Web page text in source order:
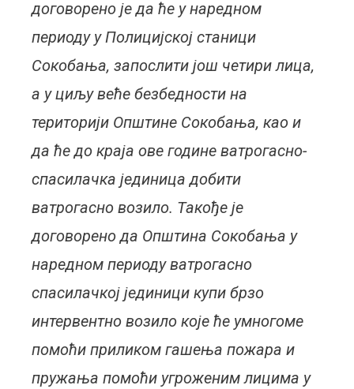
договорено је да ће у наредном
периоду у Полицијској станици
Сокобања, запослити још четири лица,
а у циљу веће безбедности на
територији Општине Сокобања, као и
да ће до краја ове године ватрогасно-
спасилачка јединица добити
ватрогасно возило. Такође је
договорено да Општина Сокобања у
наредном периоду ватрогасно
спасилачкој јединици купи брзо
интервентно возило које ће умногоме
помоћи приликом гашења пожара и
пружања помоћи угроженим лицима у